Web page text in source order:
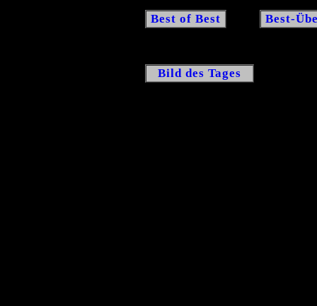
Best of Best Best-
Bild des Tages